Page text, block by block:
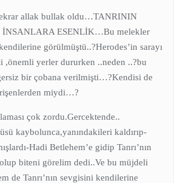
allak bullak oldu…TANRININ
İNSANLARA ESENLİK…Bu melekler
görülmüştü..?Herodes’in sarayı
,önemli yerler dururken ..neden ..?bu
bir çobana verilmişti…?Kendisi de
miydi…?
çok zordu.Gercektende..
kaybolunca,yanındakileri kaldırıp-
Hadi Betlehem’e gidip Tanrı’nın
biteni görelim dedi..Ve bu müjdeli
de Tanrı’nın sevgisini kendilerine